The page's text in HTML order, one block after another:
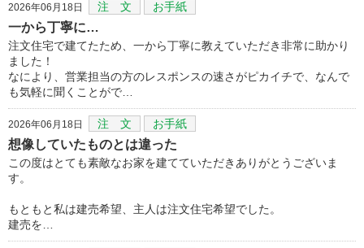
2026年06月18日 注 文 お手紙
一から丁寧に…
注文住宅で建てたため、一から丁寧に教えていただき非常に助かり
ました！
なにより、営業担当の方のレスポンスの速さがピカイチで、なんで
も気軽に聞くことがで…
2026年06月18日 注 文 お手紙
想像していたものとは違った
この度はとても素敵なお家を建てていただきありがとうございま
す。
もともと私は建売希望、主人は注文住宅希望でした。
建売を…